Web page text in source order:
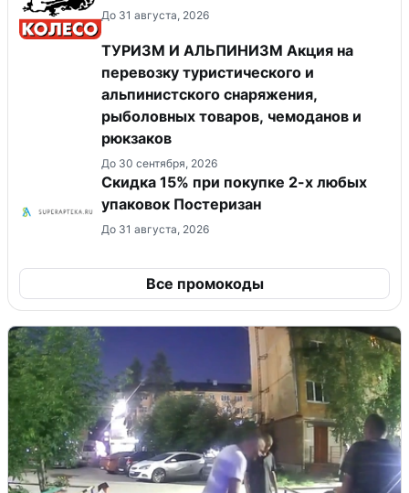
До 31 августа, 2026
ТУРИЗМ И АЛЬПИНИЗМ Акция на
перевозку туристического и
альпинистского снаряжения,
рыболовных товаров, чемоданов и
рюкзаков
До 30 сентября, 2026
Скидка 15% при покупке 2-х любых
упаковок Постеризан
До 31 августа, 2026
Все промокоды